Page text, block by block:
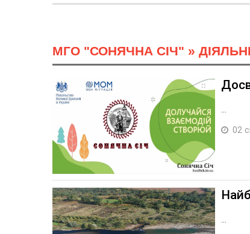
МГО "СОНЯЧНА СІЧ" »
...
02
...